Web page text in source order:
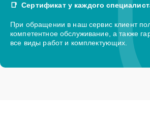
Сертификат у каждого
При обращении в наш сервис клиент
компетентное обслуживание, а также
все виды работ и комплектующих.